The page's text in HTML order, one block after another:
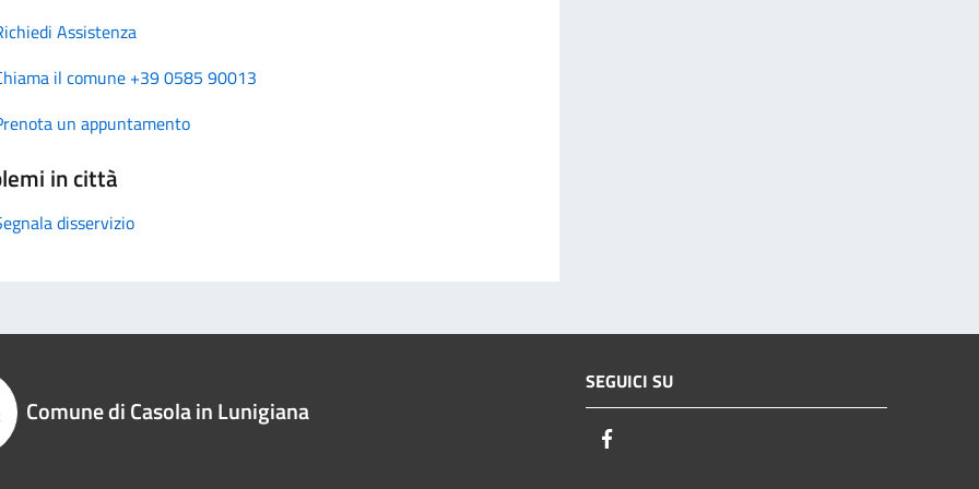
Assistenza
il comune +39 0585 90013
un appuntamento
in città
disservizio
Comune di Casola in Lunigiana
SEGUICI SU